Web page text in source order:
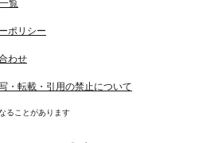
ポリシー
わせ
・転載・引用の禁止について
ることがあります